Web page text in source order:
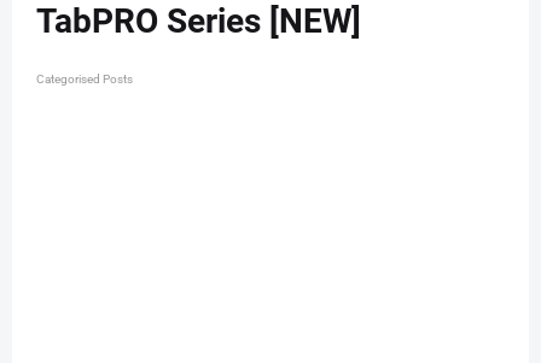
TabPRO Series [NEW]
Categorised Posts